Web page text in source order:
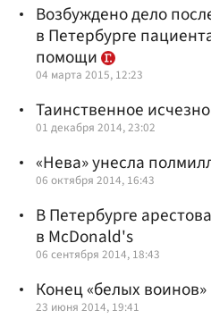
Возбуждено дело
в Петербурге
помощи
04 марта 2015, 12:23
Таинственное
01 декабря 2014, 23:02
«Нева» унесла
06 октября 2014, 16:43
В Петербурге
в McDonald's
06 сентября 2014, 18:43
Конец «белых воинов»
23 июня 2014, 19:41